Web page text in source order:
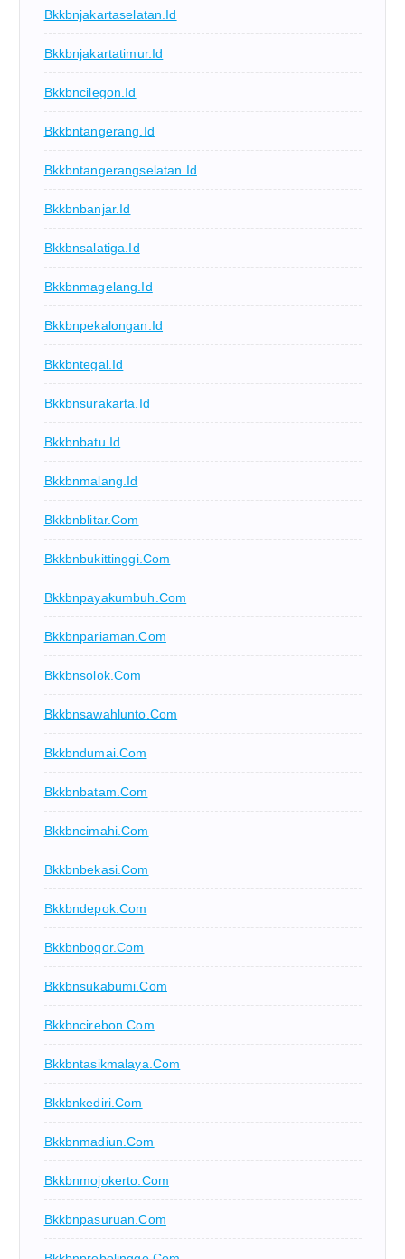
Bkkbnjakartaselatan.id
Bkkbnjakartatimur.id
Bkkbncilegon.id
Bkkbntangerang.id
Bkkbntangerangselatan.id
Bkkbnbanjar.id
Bkkbnsalatiga.id
Bkkbnmagelang.id
Bkkbnpekalongan.id
Bkkbntegal.id
Bkkbnsurakarta.id
Bkkbnbatu.id
Bkkbnmalang.id
Bkkbnblitar.com
Bkkbnbukittinggi.com
Bkkbnpayakumbuh.com
Bkkbnpariaman.com
Bkkbnsolok.com
Bkkbnsawahlunto.com
Bkkbndumai.com
Bkkbnbatam.com
Bkkbncimahi.com
Bkkbnbekasi.com
Bkkbndepok.com
Bkkbnbogor.com
Bkkbnsukabumi.com
Bkkbncirebon.com
Bkkbntasikmalaya.com
Bkkbnkediri.com
Bkkbnmadiun.com
Bkkbnmojokerto.com
Bkkbnpasuruan.com